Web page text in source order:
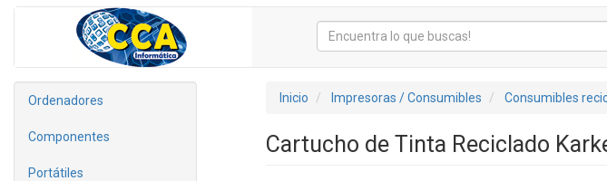
Ordenadores
Componentes
Portátiles
Inicio Impresoras / Consumibles Consumibles
Cartucho de Tinta Reciclado